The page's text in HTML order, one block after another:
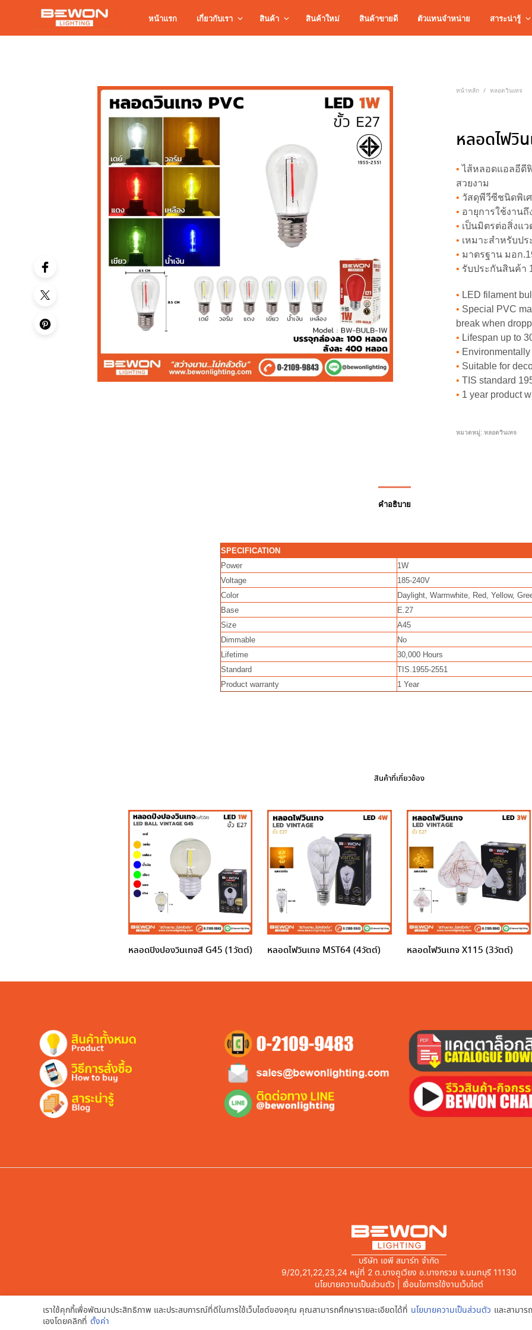
หน้าแรก เกี่ยวกับเรา สินค้า สินค้าใหม่ สินค้าขายดี ตัวแทนจำหน่าย สาระน่ารู้
หน้าหลัก / หลอดวินเทจ
หลอดไฟวิ
• ไส้หลอดแอลอีดี
สวยงาม
• วัสดุพีวีซีชนิดพิเ
• อายุการใช้งานถึ
• เป็นมิตรต่อสิ่งแ
• เหมาะสำหรับป
• มาตรฐาน มอก
• รับประกันสินค้า
• LED filament
• Special PVC
break when
• Lifespan up to
•
• Suitable for
• TIS standard
• 1 year product
หมวดหมู่:หลอดวินเทจ
คำอธิบาย
SPECIFICATION
Power
1W
Voltage
185-240V
Color
Daylight, Warmwhite, Red, Yellow,
Base
E.27
Size
A45
Dimmable
No
Lifetime
30,000 Hours
Standard
TIS.1955-2551
Product warranty
1 Year
สินค้าที่เกี่ยวข้อง
หลอดปิงปองวินเทจสี G45 (1วัตต์) หลอดไฟวินเทจ MST64 (4วัตต์) หลอดไฟวินเทจ X115 (3วัตต์)
บริษัท เอพี สมาร์ท จำกัด
9/20,21,22,23,24 หมู่ที่ 2 ต.บางคูเวียง อ.บางกรวย จ.นนทบุรี 11130
นโยบายความเป็นส่วนตัว | เงื่อนไขการใช้งานเว็บไซต์
เราใช้คุกกี้เพื่อพัฒนาประสิทธิภาพ และประสบการณ์ที่ดีในการใช้เว็บไซต์ของคุณ คุณสามารถศึกษารายละเอียดได้ที่ นโยบายความเป็นส่วนตัว และสามา
เองโดยคลิกที่ ตั้งค่า